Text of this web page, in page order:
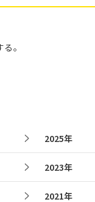
。
2025年
2023年
2021年